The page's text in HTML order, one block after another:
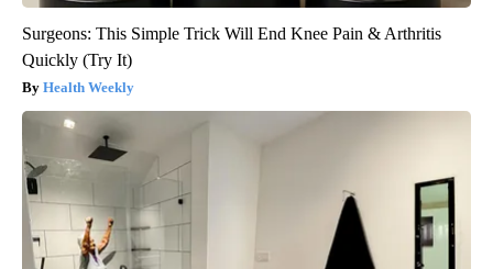
Surgeons: This Simple Trick Will End Knee Pain & Arthritis
Quickly (Try It)
Health Weekly